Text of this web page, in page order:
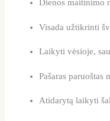
Dienos maitinimo
Visada užtikrinti
Laikyti vėsioje,
Pašaras
Atidarytą laikyti